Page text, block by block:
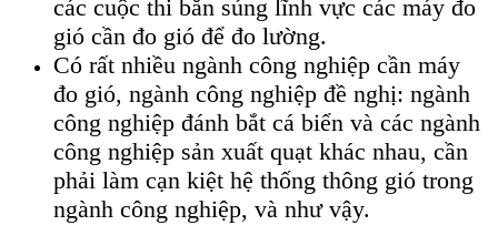
các cuộc thi bắn súng lĩnh vực các máy đo
gió cần đo gió để đo lường.
Có rất nhiều ngành công nghiệp cần máy
đo gió, ngành công nghiệp đề nghị: ngành
công nghiệp đánh bắt cá biển và các ngành
công nghiệp sản xuất quạt khác nhau, cần
phải làm cạn kiệt hệ thống thông gió trong
ngành công nghiệp, và như vậy.